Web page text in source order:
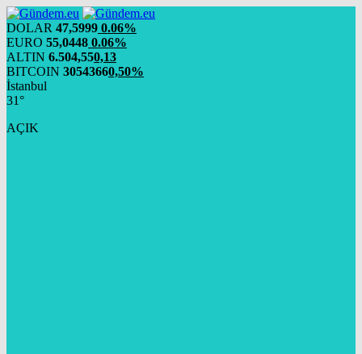
DOLAR 47,5999 0.06%
EURO 55,0448 0.06%
ALTIN 6.504,550,13
BITCOIN 30543660,50%
İstanbul
31°
AÇIK